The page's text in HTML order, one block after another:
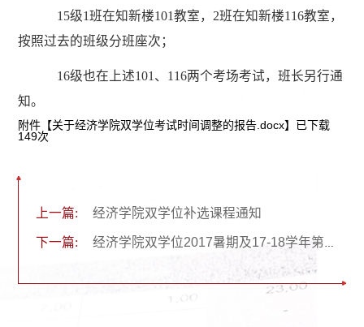
15级1班在知新楼101教室，2班在知新楼116教室，
按照过去的班级分班座次；
16级也在上述101、116两个考场考试，班长另行通
知。
附件【关于经济学院双学位考试时间调整的报告.docx】已下载
149次
上一篇: 经济学院双学位补选课程通知
下一篇: 经济学院双学位2017暑期及17-18学年第一学期课表